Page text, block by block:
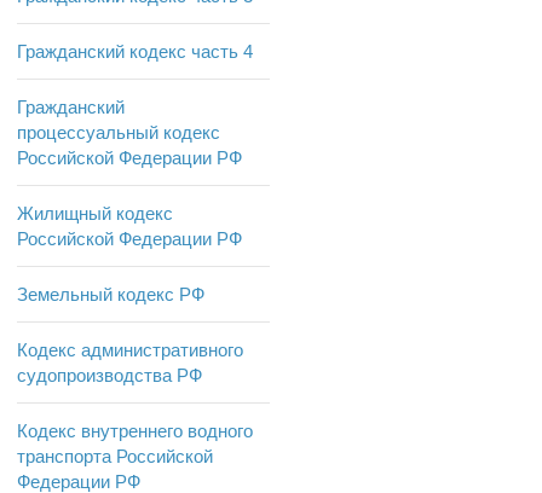
Гражданский кодекс часть 4
Гражданский
процессуальный кодекс
Российской Федерации РФ
Жилищный кодекс
Российской Федерации РФ
Земельный кодекс РФ
Кодекс административного
судопроизводства РФ
Кодекс внутреннего водного
транспорта Российской
Федерации РФ